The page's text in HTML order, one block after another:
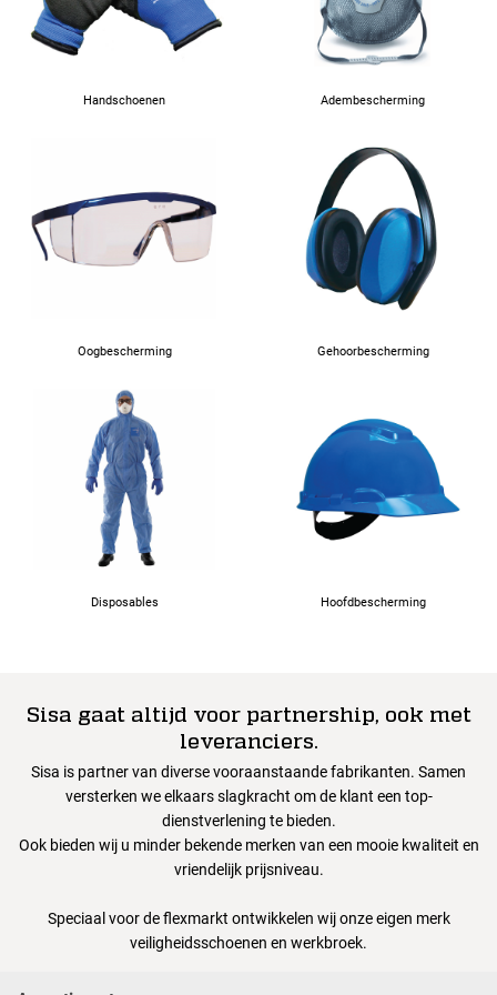
Handschoenen Adembescherming
Oogbescherming Gehoorbescherming
Disposables Hoofdbescherming
Sisa gaat altijd voor partnership, ook met
leveranciers.
Sisa is partner van diverse vooraanstaande fabrikanten. Samen
versterken we elkaars slagkracht om de klant een top-
dienstverlening te bieden.
Ook bieden wij u minder bekende merken van een mooie kwaliteit en
vriendelijk prijsniveau.
Speciaal voor de flexmarkt ontwikkelen wij onze eigen merk
veiligheidsschoenen en werkbroek.